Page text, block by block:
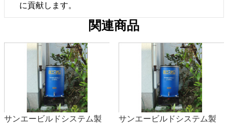
に貢献します。
関連商品
サンエービルドシステム製
サンエービルドシステム製